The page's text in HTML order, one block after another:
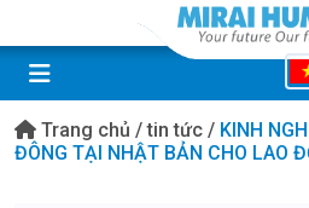
Trang chủ / tin tức / KINH
ĐÔNG TẠI NHẬT BẢN CHO LAO